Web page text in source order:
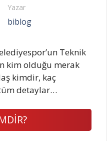
Yazar
biblog
Teknik
kim olduğu merak
kimdir, kaç
tüm detaylar…